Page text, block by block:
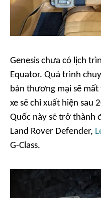
Genesis chưa có lịch
Equator. Quá trình
bản thương mại sẽ
xe sẽ chỉ xuất hiện sau
Quốc này sẽ trở thành
Land Rover Defender,
G-Class.